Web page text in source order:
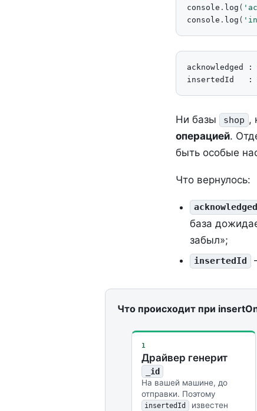
console . log (
console . log (
acknowledged :
insertedId   :
Ни базы shop ,
операцией.
быть особые
Что вернулось:
acknowledged
база
забыл»;
insertedId
Что происходит при
1
Драйвер генерит
_id
На вашей машине, до
отправки. Поэтому
insertedId
известен